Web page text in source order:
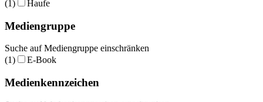
(1)
Haufe
Mediengruppe
Suche auf Mediengruppe einschränken
(1)
E-Book
Medienkennzeichen